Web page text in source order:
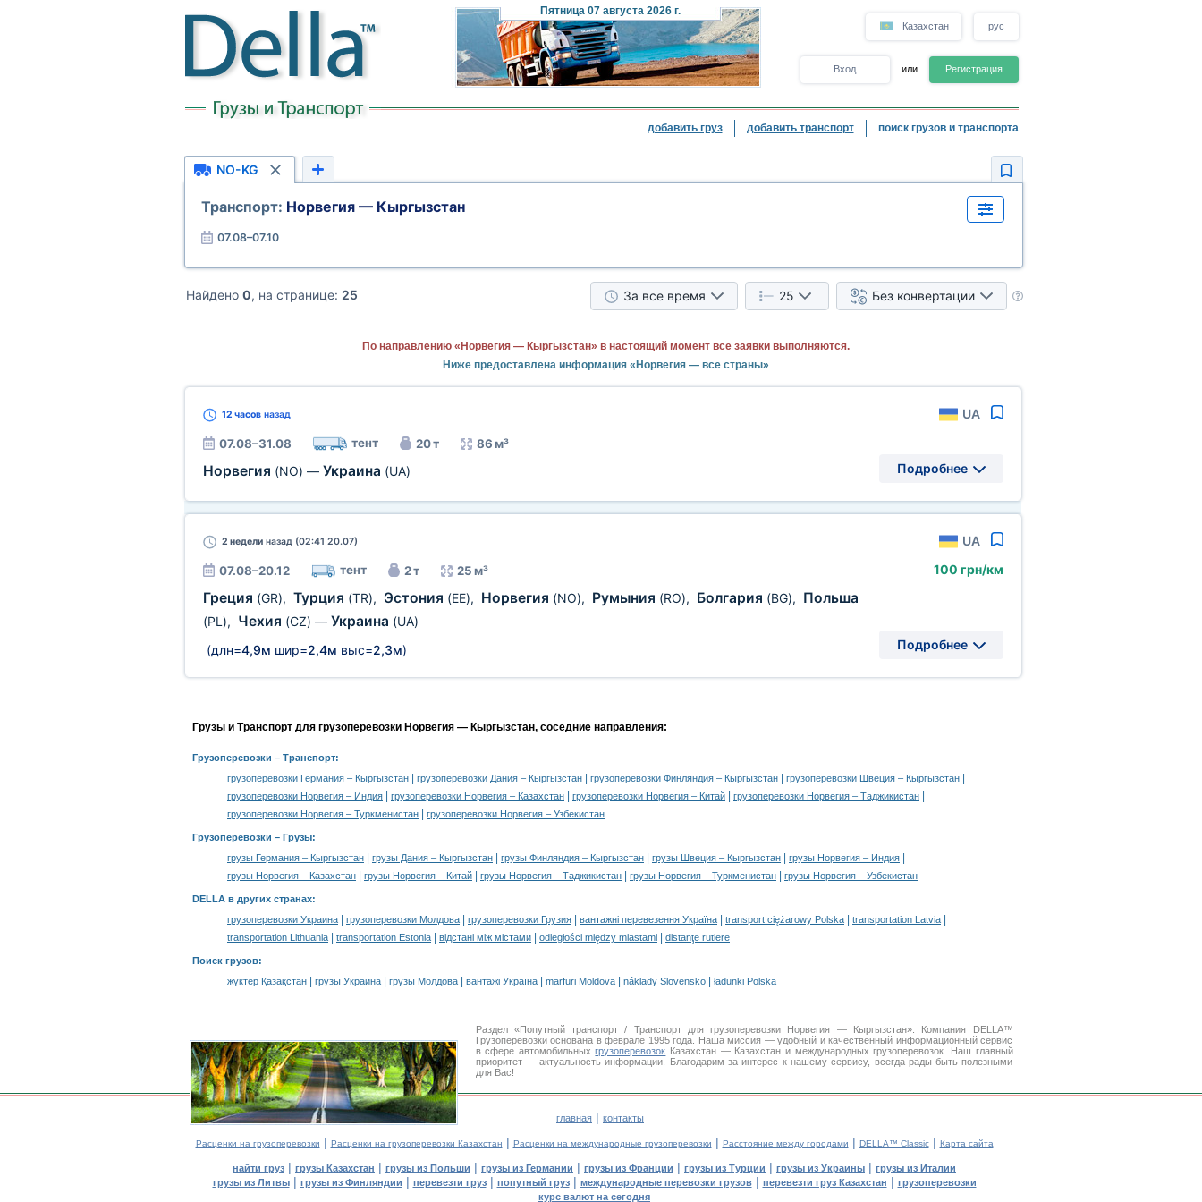
Пятница07 августа 2026 г.
Казахстан рус
Вход или Регистрация
добавить груз добавить транспорт поиск грузов и транспорта
NO-KG
Транспорт: Норвегия — Кыргызстан
07.08–07.10
Найдено 0, на странице: 25 За все время 25 Без конвертации
По направлению «Норвегия — Кыргызстан» в настоящий момент все заявки выполняются.
Ниже предоставлена информация «Норвегия — все страны»
12 часовназад UA
07.08–31.08 тент 20 т 86 м³
Норвегия (NO) — Украина (UA) Подробнее
2 неделиназад (02:41 20.07) UA
07.08–20.12 тент 2 т 25 м³
Греция (GR), Турция (TR), Эстония (EE), Норвегия (NO), Румыния (RO), Болгария (BG), Польша
(PL), Чехия (CZ) — Украина (UA)
(длн=4,9м шир=2,4м выс=2,3м)
100 грн/км
Подробнее
Грузы и Транспорт для грузоперевозки Норвегия — Кыргызстан, соседние направления:
Грузоперевозки – Транспорт:
грузоперевозки Германия – Кыргызстан
грузоперевозки Дания – Кыргызстан грузоперевозки Финляндия – Кыргызстан грузоперевозки Швеция – Кыргызстан
грузоперевозки Норвегия – Индия грузоперевозки Норвегия – Казахстан грузоперевозки Норвегия – Китай грузоперевозки Норвегия – Таджикистан
грузоперевозки Норвегия – Туркменистан грузоперевозки Норвегия – Узбекистан
Грузоперевозки – Грузы:
грузы Германия – Кыргызстан
грузы Дания – Кыргызстан грузы Финляндия – Кыргызстан грузы Швеция – Кыргызстан грузы Норвегия – Индия
грузы Норвегия – Казахстан грузы Норвегия – Китай грузы Норвегия – Таджикистан грузы Норвегия – Туркменистан грузы Норвегия – Узбекистан
DELLA в других странах:
грузоперевозки Украина
грузоперевозки Молдова грузоперевозки Грузия вантажні перевезення Україна transport ciężarowy Polska transportation Latvia
transportation Lithuania transportation Estonia відстані між містами odległości między miastami distanţe rutiere
Поиск грузов:
жүктер Қазақстан
грузы Украина грузы Молдова вантажі Україна marfuri Moldova náklady Slovensko ładunki Polska
Раздел «Попутный транспорт / Транспорт для грузоперевозки Норвегия — Кыргызстан». Компания DELLA™
Грузоперевозки основана в феврале 1995 года. Наша миссия — удобный и качественный информационный сервис
в сфере автомобильныхгрузоперевозок Казахстан — Казахстан и международных грузоперевозок. Наш главный
приоритет — актуальность информации. Благодарим за интерес к нашему сервису, всегда рады быть полезными
для Вас!
главная | контакты
Расценки на грузоперевозки | Расценки на грузоперевозки Казахстан | Расценки на международные грузоперевозки | Расстояние между городами | DELLA™ Classic| Карта сайта
найти груз | грузы Казахстан | грузы из Польши | грузы из Германии | грузы из Франции | грузы из Турции | грузы из Украины | грузы из Италии
грузы из Литвы| грузы из Финляндии | перевезти груз| попутный груз| международные перевозки грузов| перевезти груз Казахстан | грузоперевозки
курс валют на сегодня